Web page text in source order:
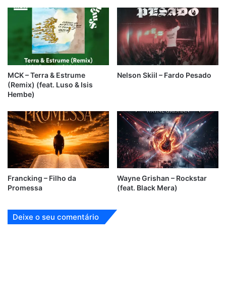
MCK – Terra & Estrume
(Remix) (feat. Luso & Isis
Hembe)
Nelson Skiil – Fardo Pesado
Francking – Filho da
Promessa
Wayne Grishan – Rockstar
(feat. Black Mera)
Deixe o seu comentário